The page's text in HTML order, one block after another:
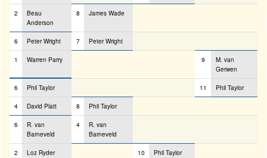
2
Beau
Anderson
8 James Wade
6 Peter Wright 7 Peter Wright
1 Warren Parry 9
M. van
Gerwen
6 Phil Taylor 11 Phil Taylor
4 David Platt 8 Phil Taylor
6
R. van
Barneveld
4
R. van
Barneveld
2 Loz Ryder 10 Phil Taylor